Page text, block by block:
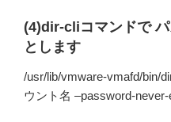
(4)dir-cliコマンドで
とします
/usr/lib/vmware-vmafd/bin/
ウント名 –password-never-